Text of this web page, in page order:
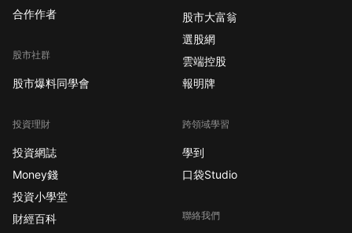
合作作者
股市社群
股市爆料同學會
投資理財
投資網誌
Money錢
投資小學堂
財經百科
股市大富翁
選股網
雲端控股
報明牌
跨領域學習
學到
口袋Studio
聯絡我們